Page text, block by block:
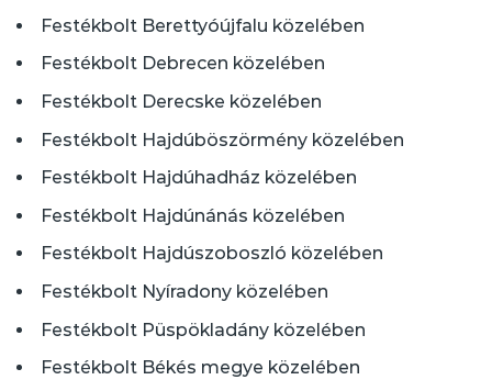
Festékbolt Berettyóújfalu közelében
Festékbolt Debrecen közelében
Festékbolt Derecske közelében
Festékbolt Hajdúböszörmény közelében
Festékbolt Hajdúhadház közelében
Festékbolt Hajdúnánás közelében
Festékbolt Hajdúszoboszló közelében
Festékbolt Nyíradony közelében
Festékbolt Püspökladány közelében
Festékbolt Békés megye közelében